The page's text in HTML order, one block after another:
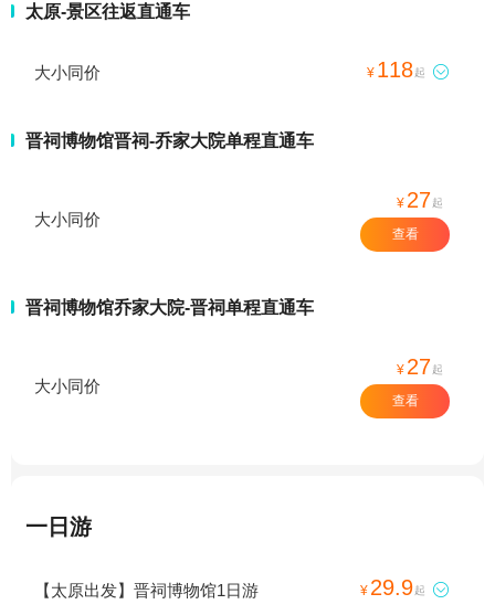
太原-景区往返直通车
大小同价 ¥ 118起 
晋祠博物馆晋祠-乔家大院单程直通车
大小同价
¥ 27起
查看
晋祠博物馆乔家大院-晋祠单程直通车
大小同价
¥ 27起
查看
一日游
【太原出发】晋祠博物馆1日游 ¥ 29.9起 